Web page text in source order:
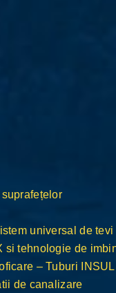
universal de tevi
si tehnologie de
– Tuburi
de canalizare